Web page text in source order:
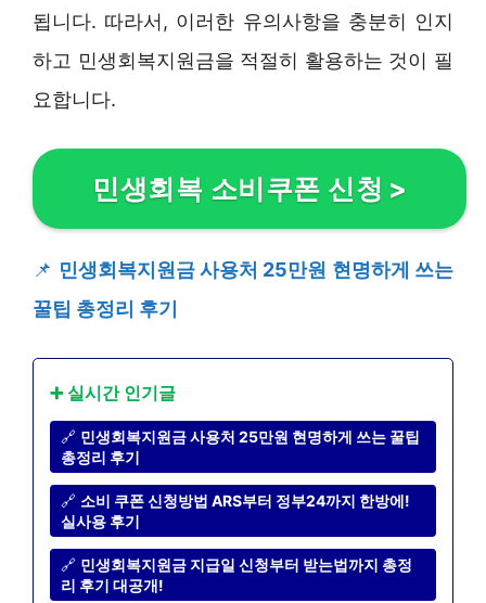
됩니다. 따라서, 이러한 유의사항을 충분히 인지
하고 민생회복지원금을 적절히 활용하는 것이 필
요합니다.
민생회복 소비쿠폰 신청 >
📌 민생회복지원금 사용처 25만원 현명하게 쓰는
꿀팁 총정리 후기
➕ 실시간 인기글
🔗 민생회복지원금 사용처 25만원 현명하게 쓰는 꿀팁
총정리 후기
🔗 소비 쿠폰 신청방법 ARS부터 정부24까지 한방에!
실사용 후기
🔗 민생회복지원금 지급일 신청부터 받는법까지 총정
리 후기 대공개!